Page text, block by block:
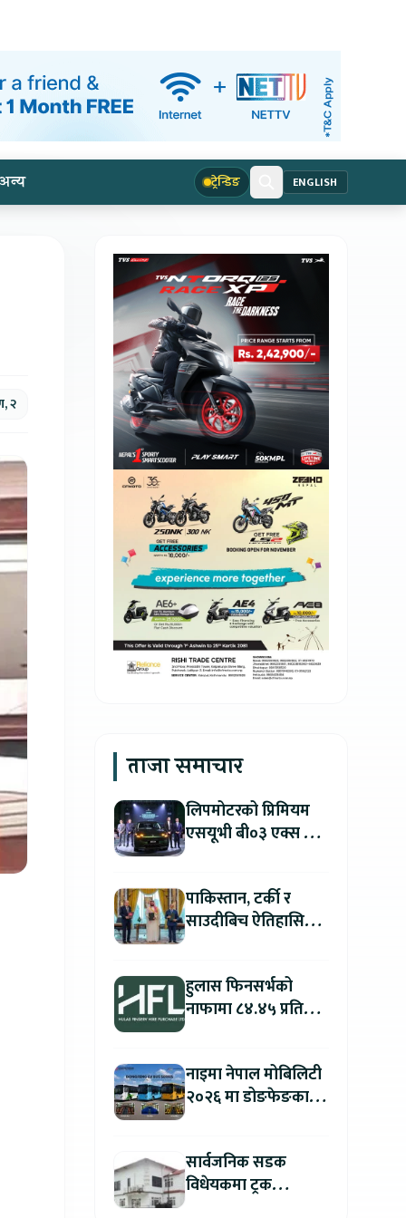
ट्रेन्डिङ ENGLISH
२
ताजा समाचार
लिपमोटरको प्रिमियम
एसयूभी बी०३ एक्स प्रो
ग्राहकलाई रु. ४४.९९
लाखको विशेष अफर
पाकिस्तान, टर्की र
साउदीबिच ऐतिहासिक
हुलास फिनसर्भको
नाफामा ८४.४५ प्रतिशत
नाइमा नेपाल मोबिलिटी
२०२६ मा डोङफेङका
बुकिङ गर्दा विशेष छुट
सार्वजनिक सडक
विधेयकमा ट्रक